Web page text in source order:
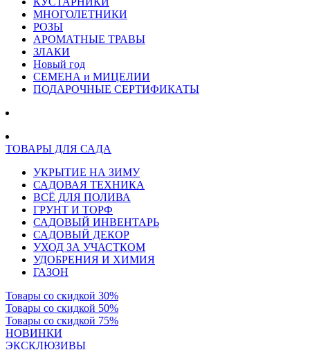
МНОГОЛЕТНИКИ
РОЗЫ
АРОМАТНЫЕ ТРАВЫ
ЗЛАКИ
Новый год
СЕМЕНА и МИЦЕЛИИ
ПОДАРОЧНЫЕ СЕРТИФИКАТЫ
ТОВАРЫ ДЛЯ САДА
УКРЫТИЕ НА ЗИМУ
САДОВАЯ ТЕХНИКА
ВСЁ ДЛЯ ПОЛИВА
ГРУНТ И ТОРФ
САДОВЫЙ ИНВЕНТАРЬ
САДОВЫЙ ДЕКОР
УХОД ЗА УЧАСТКОМ
УДОБРЕНИЯ И ХИМИЯ
ГАЗОН
Товары со скидкой 30%
Товары со скидкой 50%
Товары со скидкой 75%
НОВИНКИ
ЭКСКЛЮЗИВЫ